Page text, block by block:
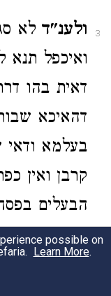
3 ולענ"ד לא
ואיכפל תנא
דאית בהו
דהאיכא
בעלמא ודאי
קרבן ואין
הבעלים
ממנו עד
לא גרעא
possible on
Learn More.